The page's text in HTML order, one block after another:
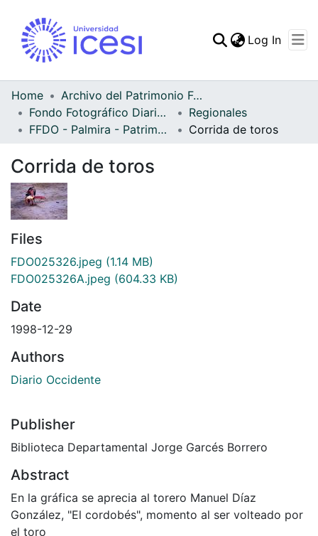
Statistics
Log In
Home
Archivo del Patrimonio Fotográfico y Fílmico del Valle del Cauca
Fondo Fotográfico Diario Occidente
Regionales
FFDO - Palmira - Patrimonial
Corrida de toros
Corrida de toros
Files
FDO025326.jpeg (1.14 MB)
FDO025326A.jpeg (604.33 KB)
Date
1998-12-29
Authors
Diario Occidente
Publisher
Biblioteca Departamental Jorge Garcés Borrero
Abstract
En la gráfica se aprecia al torero Manuel Díaz
González, "El cordobés", momento al ser volteado por
el toro